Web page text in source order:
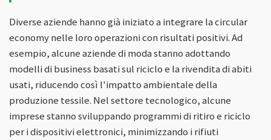
Diverse aziende hanno già iniziato a integrare la circular
economy nelle loro operazioni con risultati positivi. Ad
esempio, alcune aziende di moda stanno adottando
modelli di business basati sul riciclo e la rivendita di abiti
usati, riducendo così l'impatto ambientale della
produzione tessile. Nel settore tecnologico, alcune
imprese stanno sviluppando programmi di ritiro e riciclo
per i dispositivi elettronici, minimizzando i rifiuti